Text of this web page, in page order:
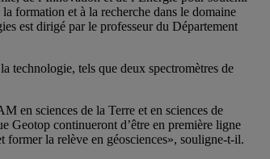
la formation et à la recherche dans le domaine
est dirigé par le professeur du Département
technologie, tels que deux spectromètres de
en sciences de la Terre et en sciences de
Geotop continueront d’être en première ligne
former la relève en géosciences», souligne-t-il.